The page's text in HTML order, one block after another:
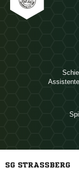
SG STRASSBERG